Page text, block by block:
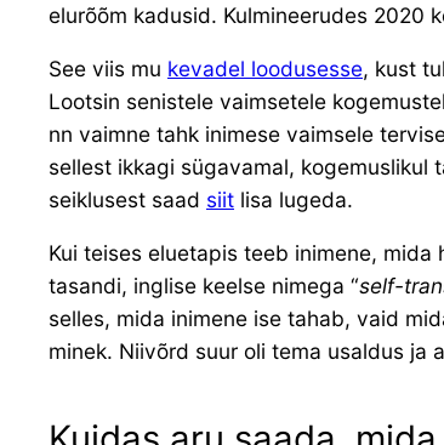
elurõõm kadusid. Kulmineerudes 2020
See viis mu kevadel loodusesse, kust
Lootsin senistele vaimsetele
nn vaimne tahk inimese vaimsele
sellest ikkagi sügavamal,
seiklusest saad siit lisa lugeda.
Kui teises eluetapis teeb inimene,
tasandi, inglise keelse nimega “self-
selles, mida inimene ise tahab, vaid
minek. Niivõrd suur oli tema usaldus ja